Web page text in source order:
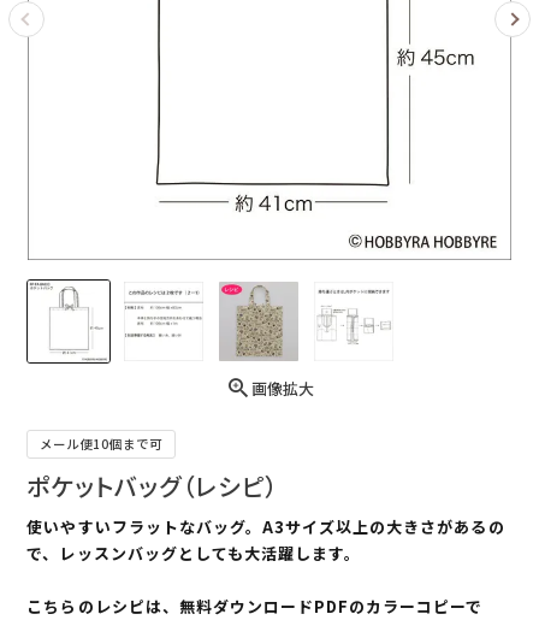
画像拡大
メール便10個まで可
ポケットバッグ（レシピ）
使いやすいフラットなバッグ。A3サイズ以上の大きさがあるの
で、レッスンバッグとしても大活躍します。
こちらのレシピは、無料ダウンロードPDFのカラーコピーで